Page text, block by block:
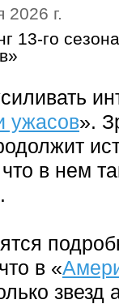
2026 г.
13-го
ужасов».
в нем
в «
звезд